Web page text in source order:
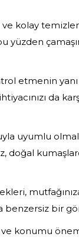
ve kolay
etmenin
da
benzersiz bir
konumu